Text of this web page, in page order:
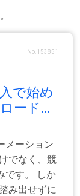
No.153851
で始め
ード...
メーション
でなく、競
です。 しか
み出せずに